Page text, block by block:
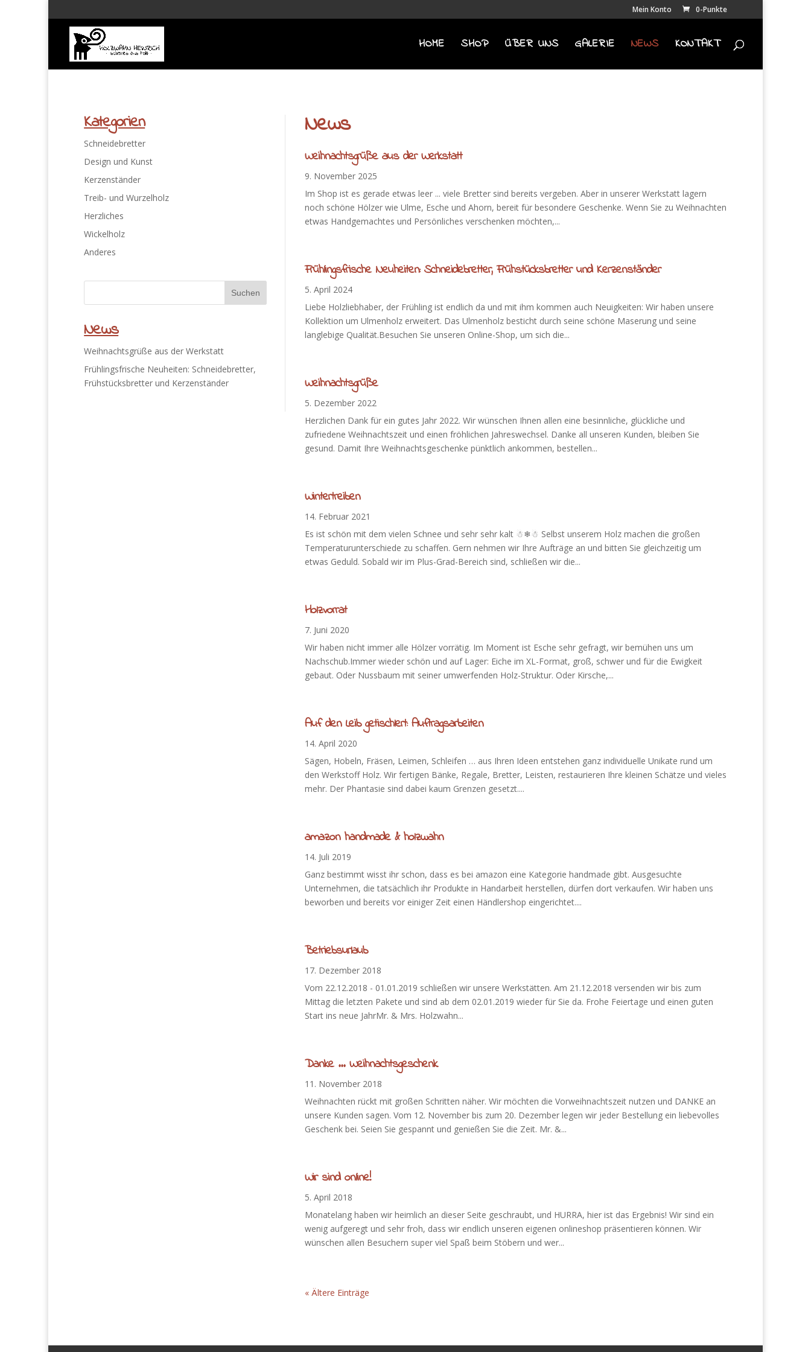
Mein Konto 0-Punkte
HOME SHOP ÜBER UNS GALERIE NEWS KONTAKT
Kategorien
Schneidebretter
Design und Kunst
Kerzenständer
Treib- und Wurzelholz
Herzliches
Wickelholz
Anderes
News
Weihnachtsgrüße aus der Werkstatt
Frühlingsfrische Neuheiten: Schneidebretter,
Frühstücksbretter und Kerzenständer
News
Weihnachtsgrüße aus der Werkstatt
9. November 2025
Im Shop ist es gerade etwas leer ... viele Bretter sind bereits vergeben. Aber in unserer Werkstatt lagern
noch schöne Hölzer wie Ulme, Esche und Ahorn, bereit für besondere Geschenke. Wenn Sie zu Weihnachten
etwas Handgemachtes und Persönliches verschenken möchten,...
Frühlingsfrische Neuheiten: Schneidebretter, Frühstücksbretter und Kerzenständer
5. April 2024
Liebe Holzliebhaber, der Frühling ist endlich da und mit ihm kommen auch Neuigkeiten: Wir haben unsere
Kollektion um Ulmenholz erweitert. Das Ulmenholz besticht durch seine schöne Maserung und seine
langlebige Qualität.Besuchen Sie unseren Online-Shop, um sich die...
Weihnachtsgrüße
5. Dezember 2022
Herzlichen Dank für ein gutes Jahr 2022. Wir wünschen Ihnen allen eine besinnliche, glückliche und
zufriedene Weihnachtszeit und einen fröhlichen Jahreswechsel. Danke all unseren Kunden, bleiben Sie
gesund. Damit Ihre Weihnachtsgeschenke pünktlich ankommen, bestellen...
Wintertreiben
14. Februar 2021
Es ist schön mit dem vielen Schnee und sehr sehr kalt ☃❄☃ Selbst unserem Holz machen die großen
Temperaturunterschiede zu schaffen. Gern nehmen wir Ihre Aufträge an und bitten Sie gleichzeitig um
etwas Geduld. Sobald wir im Plus-Grad-Bereich sind, schließen wir die...
Holzvorrat
7. Juni 2020
Wir haben nicht immer alle Hölzer vorrätig. Im Moment ist Esche sehr gefragt, wir bemühen uns um
Nachschub.Immer wieder schön und auf Lager: Eiche im XL-Format, groß, schwer und für die Ewigkeit
gebaut. Oder Nussbaum mit seiner umwerfenden Holz-Struktur. Oder Kirsche,...
Auf den Leib getischlert: Auftragsarbeiten
14. April 2020
Sägen, Hobeln, Fräsen, Leimen, Schleifen … aus Ihren Ideen entstehen ganz individuelle Unikate rund um
den Werkstoff Holz. Wir fertigen Bänke, Regale, Bretter, Leisten, restaurieren Ihre kleinen Schätze und vieles
mehr. Der Phantasie sind dabei kaum Grenzen gesetzt....
amazon handmade & holzwahn
14. Juli 2019
Ganz bestimmt wisst ihr schon, dass es bei amazon eine Kategorie handmade gibt. Ausgesuchte
Unternehmen, die tatsächlich ihr Produkte in Handarbeit herstellen, dürfen dort verkaufen. Wir haben uns
beworben und bereits vor einiger Zeit einen Händlershop eingerichtet....
Betriebsurlaub
17. Dezember 2018
Vom 22.12.2018 - 01.01.2019 schließen wir unsere Werkstätten. Am 21.12.2018 versenden wir bis zum
Mittag die letzten Pakete und sind ab dem 02.01.2019 wieder für Sie da. Frohe Feiertage und einen guten
Start ins neue JahrMr. & Mrs. Holzwahn...
Danke … Weihnachtsgeschenk
11. November 2018
Weihnachten rückt mit großen Schritten näher. Wir möchten die Vorweihnachtszeit nutzen und DANKE an
unsere Kunden sagen. Vom 12. November bis zum 20. Dezember legen wir jeder Bestellung ein liebevolles
Geschenk bei. Seien Sie gespannt und genießen Sie die Zeit. Mr. &...
Wir sind online!
5. April 2018
Monatelang haben wir heimlich an dieser Seite geschraubt, und HURRA, hier ist das Ergebnis! Wir sind ein
wenig aufgeregt und sehr froh, dass wir endlich unseren eigenen onlineshop präsentieren können. Wir
wünschen allen Besuchern super viel Spaß beim Stöbern und wer...
« Ältere Einträge